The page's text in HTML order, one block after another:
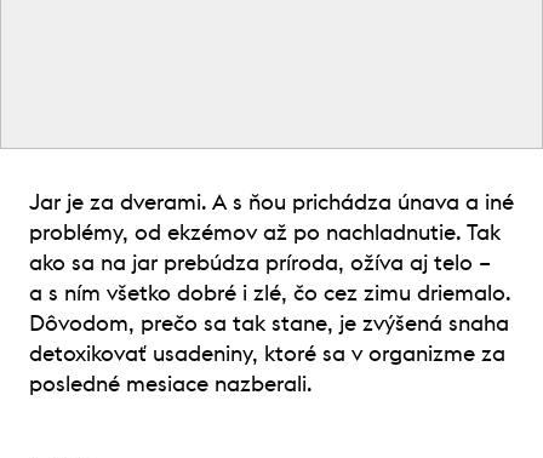
Jar je za dverami. A s ňou prichádza únava a iné
problémy, od ekzémov až po nachladnutie. Tak
ako sa na jar prebúdza príroda, ožíva aj telo –
a s ním všetko dobré i zlé, čo cez zimu driemalo.
Dôvodom, prečo sa tak stane, je zvýšená snaha
detoxikovať usadeniny, ktoré sa v organizme za
posledné mesiace nazberali.